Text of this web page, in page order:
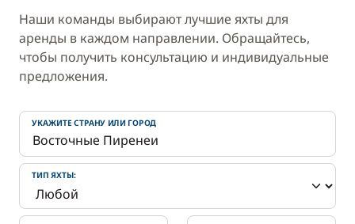
Наши команды выбирают лучшие яхты для
аренды в каждом направлении. Обращайтесь,
чтобы получить консультацию и индивидуальные
предложения.
УКАЖИТЕ СТРАНУ ИЛИ ГОРОД
ТИП ЯХТЫ: